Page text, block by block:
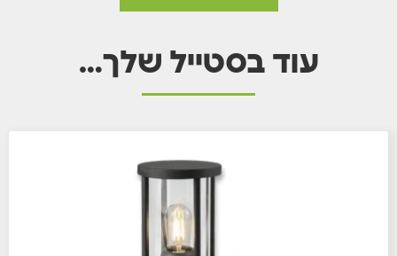
עוד בסטייל שלך…